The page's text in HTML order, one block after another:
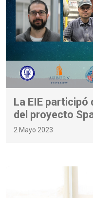
La EIE participó
del proyecto
2 Mayo 2023